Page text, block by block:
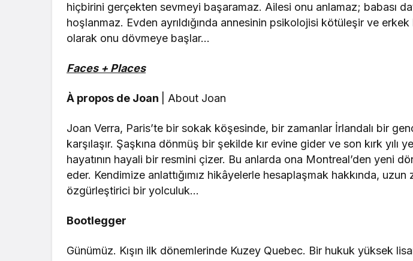
hiçbirini gerçekten sevmeyi başaramaz. Ailesi onu anlamaz; babası
hoşlanmaz. Evden ayrıldığında annesinin psikolojisi kötüleşir ve
olarak onu dövmeye başlar…
Faces + Places
À propos de Joan | About Joan
Joan Verra, Paris’te bir sokak köşesinde, bir zamanlar İrlandalı bir
karşılaşır. Şaşkına dönmüş bir şekilde kır evine gider ve son kırk yılı
hayatının hayali bir resmini çizer. Bu anlarda ona Montreal’den yeni
eder. Kendimize anlattığımız hikâyelerle hesaplaşmak hakkında, uzun
özgürleştirici bir yolculuk…
Bootlegger
Günümüz. Kışın ilk dönemlerinde Kuzey Quebec. Bir hukuk yüksek